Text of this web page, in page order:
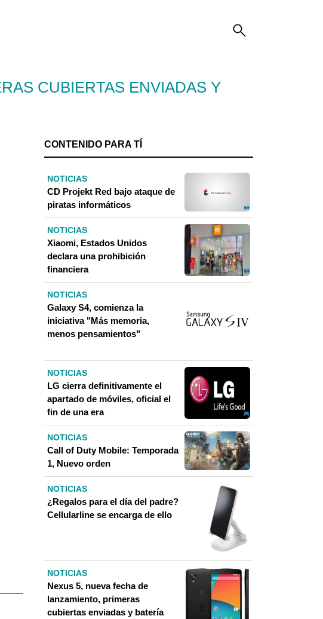
CUBIERTAS ENVIADAS Y
CONTENIDO PARA TÍ
NOTICIAS
CD Projekt Red bajo ataque de
piratas informáticos
NOTICIAS
Xiaomi, Estados Unidos
declara una prohibición
financiera
NOTICIAS
Galaxy S4, comienza la
iniciativa "Más memoria,
menos pensamientos"
NOTICIAS
LG cierra definitivamente el
apartado de móviles, oficial el
fin de una era
NOTICIAS
Call of Duty Mobile: Temporada
1, Nuevo orden
NOTICIAS
¿Regalos para el día del padre?
Cellularline se encarga de ello
NOTICIAS
Nexus 5, nueva fecha de
lanzamiento, primeras
cubiertas enviadas y batería